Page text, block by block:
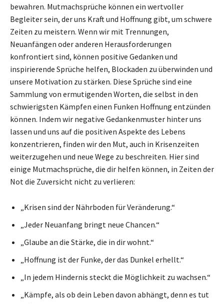
bewahren. Mutmachsprüche können ein wertvoller
Begleiter sein, der uns Kraft und Hoffnung gibt, um schwere
Zeiten zu meistern. Wenn wir mit Trennungen,
Neuanfängen oder anderen Herausforderungen
konfrontiert sind, können positive Gedanken und
inspirierende Sprüche helfen, Blockaden zu überwinden und
unsere Motivation zu stärken. Diese Sprüche sind eine
Sammlung von ermutigenden Worten, die selbst in den
schwierigsten Kämpfen einen Funken Hoffnung entzünden
können. Indem wir negative Gedankenmuster hinter uns
lassen und uns auf die positiven Aspekte des Lebens
konzentrieren, finden wir den Mut, auch in Krisenzeiten
weiterzugehen und neue Wege zu beschreiten. Hier sind
einige Mutmachsprüche, die dir helfen können, in Zeiten der
Not die Zuversicht nicht zu verlieren:
„Krisen sind der Nährboden für Veränderung.“
„Jeder Neuanfang bringt neue Chancen.“
„Glaube an die Stärke, die in dir wohnt.“
„Hoffnung ist der Funke, der das Dunkel erhellt.“
„In jedem Hindernis steckt die Möglichkeit zu wachsen.“
„Kämpfe, als ob dein Leben davon abhängt, denn es tut